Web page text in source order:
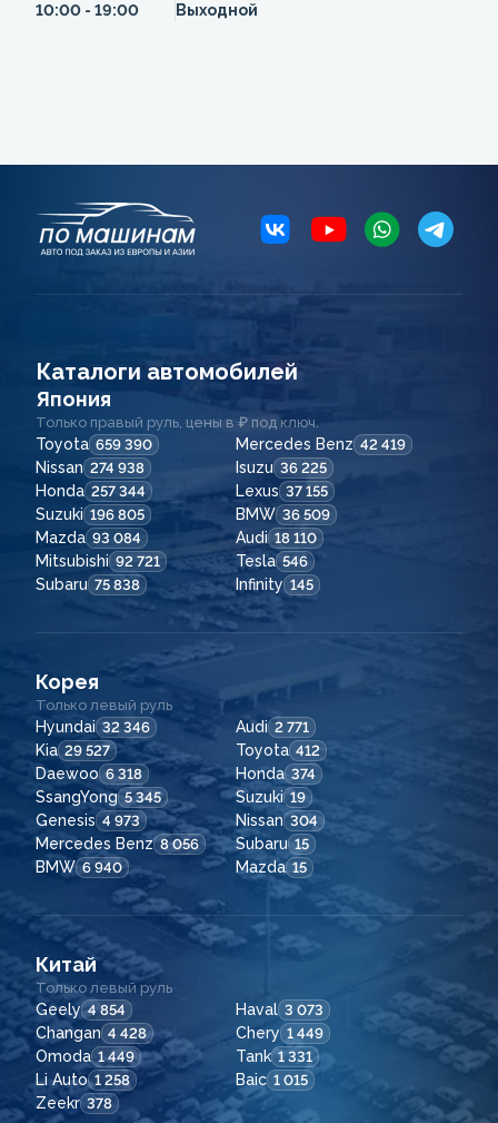
10:00 - 19:00
Выходной
Каталоги автомобилей
Япония
Только правый руль, цены в ₽ под ключ.
Toyota 659 390 Mercedes Benz 42 419
Nissan 274 938 Isuzu 36 225
Honda 257 344 Lexus 37 155
Suzuki 196 805 BMW 36 509
Mazda 93 084 Audi 18 110
Mitsubishi 92 721 Tesla 546
Subaru 75 838 Infinity 145
Корея
Только левый руль
Hyundai 32 346 Audi 2 771
Kia 29 527 Toyota 412
Daewoo 6 318 Honda 374
SsangYong 5 345 Suzuki 19
Genesis 4 973 Nissan 304
Mercedes Benz 8 056 Subaru 15
BMW 6 940 Mazda 15
Китай
Только левый руль
Geely 4 854 Haval 3 073
Changan 4 428 Chery 1 449
Omoda 1 449 Tank 1 331
Li Auto 1 258 Baic 1 015
Zeekr 378